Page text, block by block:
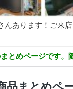
んあります！ご来
とめページです。